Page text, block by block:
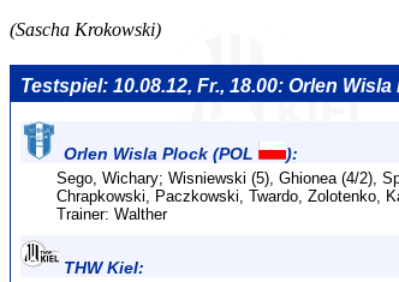
(Sascha Krokowski)
Testspiel: 10.08.12, Fr., 18.00: Orlen
Orlen Wisla Plock (POL ):
Sego, Wichary; Wisniewski (5), Ghionea (4/2),
Chrapkowski, Paczkowski, Twardo, Zolotenko,
Trainer: Walther
THW Kiel: